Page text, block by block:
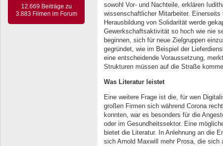
12.669 Beiträge zu
3.883 Filmen im Forum
sowohl Vor- und Nachteile, erklären
wissenschaftlicher Mitarbeiter.
Herausbildung von Solidarität werde
Gewerkschaftsaktivität so hoch wie nie
beginnen, sich für neue Zielgruppen
gegründet, wie im Beispiel der
eine entscheidende Voraussetzung,
Strukturen müssen auf die Straße
Was Literatur leistet
Eine weitere Frage ist die, für wen
großen Firmen sich während Corona
konnten, war es besonders für die
oder im Gesundheitssektor. Eine
bietet die Literatur. In Anlehnung an die
sich Arnold Maxwill mehr Prosa, die sich